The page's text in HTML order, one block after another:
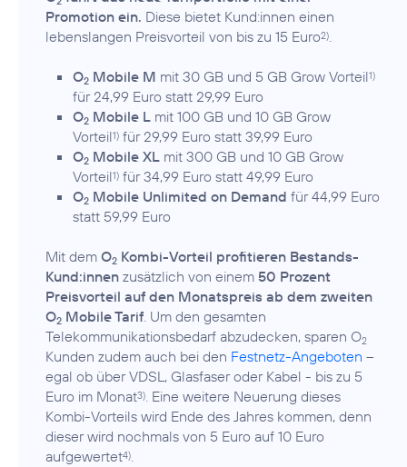
Promotion ein. Diese bietet Kund:innen einen
lebenslangen Preisvorteil von bis zu 15 Euro2).
O2 Mobile M mit 30 GB und 5 GB Grow Vorteil1)
für 24,99 Euro statt 29,99 Euro
O2 Mobile L mit 100 GB und 10 GB Grow
Vorteil1) für 29,99 Euro statt 39,99 Euro
O2 Mobile XL mit 300 GB und 10 GB Grow
Vorteil1) für 34,99 Euro statt 49,99 Euro
O2 Mobile Unlimited on Demand für 44,99 Euro
statt 59,99 Euro
Mit dem O2 Kombi-Vorteil profitieren Bestands-
Kund:innen zusätzlich von einem 50 Prozent
Preisvorteil auf den Monatspreis ab dem zweiten
O2 Mobile Tarif. Um den gesamten
Telekommunikationsbedarf abzudecken, sparen O2
Kunden zudem auch bei den Festnetz-Angeboten –
egal ob über VDSL, Glasfaser oder Kabel - bis zu 5
Euro im Monat3). Eine weitere Neuerung dieses
Kombi-Vorteils wird Ende des Jahres kommen, denn
dieser wird nochmals von 5 Euro auf 10 Euro
aufgewertet4).